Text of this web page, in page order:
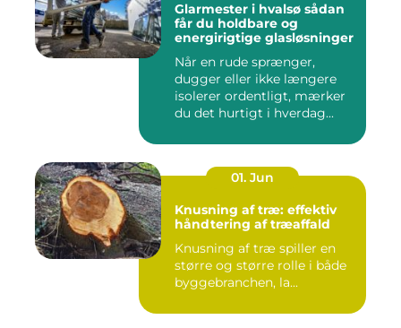
Glarmester i hvalsø sådan
får du holdbare og
energirigtige glasløsninger
Når en rude sprænger,
dugger eller ikke længere
isolerer ordentligt, mærker
du det hurtigt i hverdag...
01. Jun
Knusning af træ: effektiv
håndtering af træaffald
Knusning af træ spiller en
større og større rolle i både
byggebranchen, la...